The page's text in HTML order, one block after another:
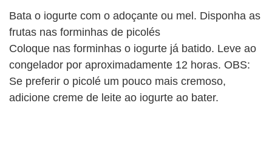
Bata o iogurte com o adoçante ou mel. Disponha as
frutas nas forminhas de picolés
Coloque nas forminhas o iogurte já batido. Leve ao
congelador por aproximadamente 12 horas. OBS:
Se preferir o picolé um pouco mais cremoso,
adicione creme de leite ao iogurte ao bater.